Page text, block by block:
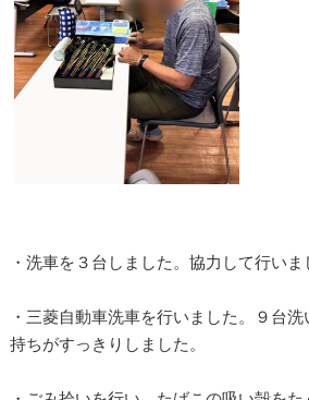
・洗車を３台しました。協力して行いま
・三菱自動車洗車を行いました。９台
持ちがすっきりしました。